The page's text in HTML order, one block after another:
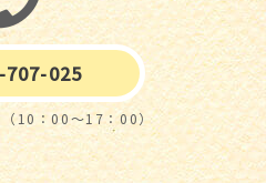
707-025
（10：00～17：00）